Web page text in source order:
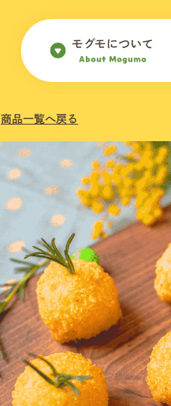
モグモについて
About Mogumo
商品一覧へ戻る